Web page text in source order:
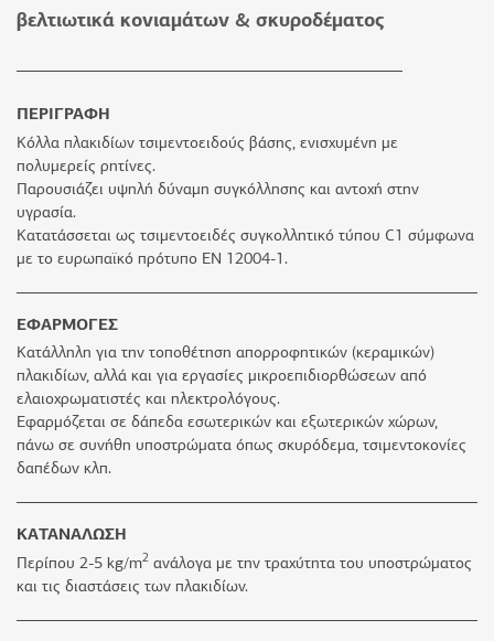
βοηθητικά υλικά
βελτιωτικά κονιαμάτων & σκυροδέματος
ΠΕΡΙΓΡΑΦΗ
Κόλλα πλακιδίων τσιμεντοειδούς βάσης, ενισχυμένη με
πολυμερείς ρητίνες.
Παρουσιάζει υψηλή δύναμη συγκόλλησης και αντοχή στην
υγρασία.
Κατατάσσεται ως τσιµεντοειδές συγκολλητικό τύπου C1 σύμφωνα
με το ευρωπαϊκό πρότυπο ΕΝ 12004-1.
ΕΦΑΡΜΟΓΕΣ
Κατάλληλη για την τοποθέτηση απορροφητικών (κεραμικών)
πλακιδίων, αλλά και για εργασίες μικροεπιδιορθώσεων από
ελαιοχρωματιστές και ηλεκτρολόγους.
Εφαρμόζεται σε δάπεδα εσωτερικών και εξωτερικών χώρων,
πάνω σε συνήθη υποστρώματα όπως σκυρόδεμα, τσιμεντοκονίες
δαπέδων κλπ.
ΚΑΤΑΝΑΛΩΣΗ
Περίπου 2-5 kg/m2 ανάλογα με την τραχύτητα του υποστρώματος
και τις διαστάσεις των πλακιδίων.